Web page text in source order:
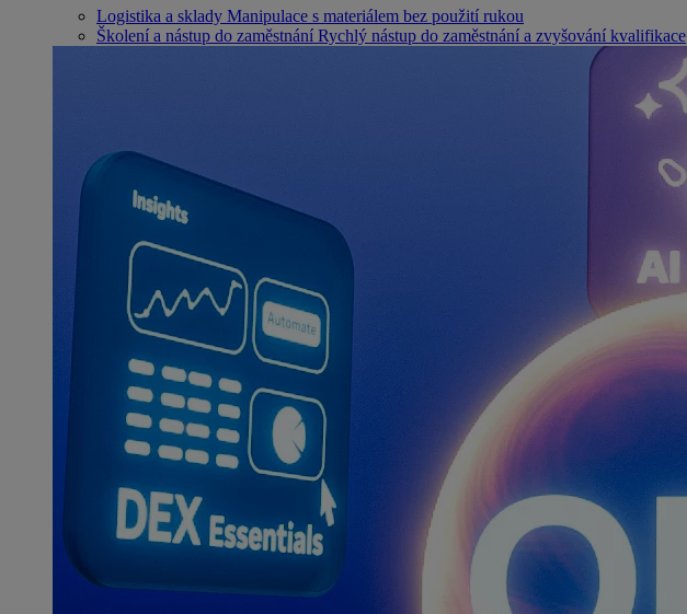
Logistika a sklady Manipulace s materiálem bez použití rukou
Školení a nástup do zaměstnání Rychlý nástup do zaměstnání a zvyšování kvalifikace